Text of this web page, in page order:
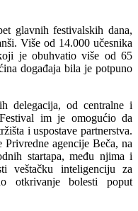
glavnih festivalskih dana,
Više od 14.000 učesnika
je obuhvatio više od 65
događaja bila je potpuno
delegacija, od centralne i
im je omogućio da
i uspostave partnerstva.
agencije Beča, na
startapa, među njima i
veštačku inteligenciju za
otkrivanje bolesti poput